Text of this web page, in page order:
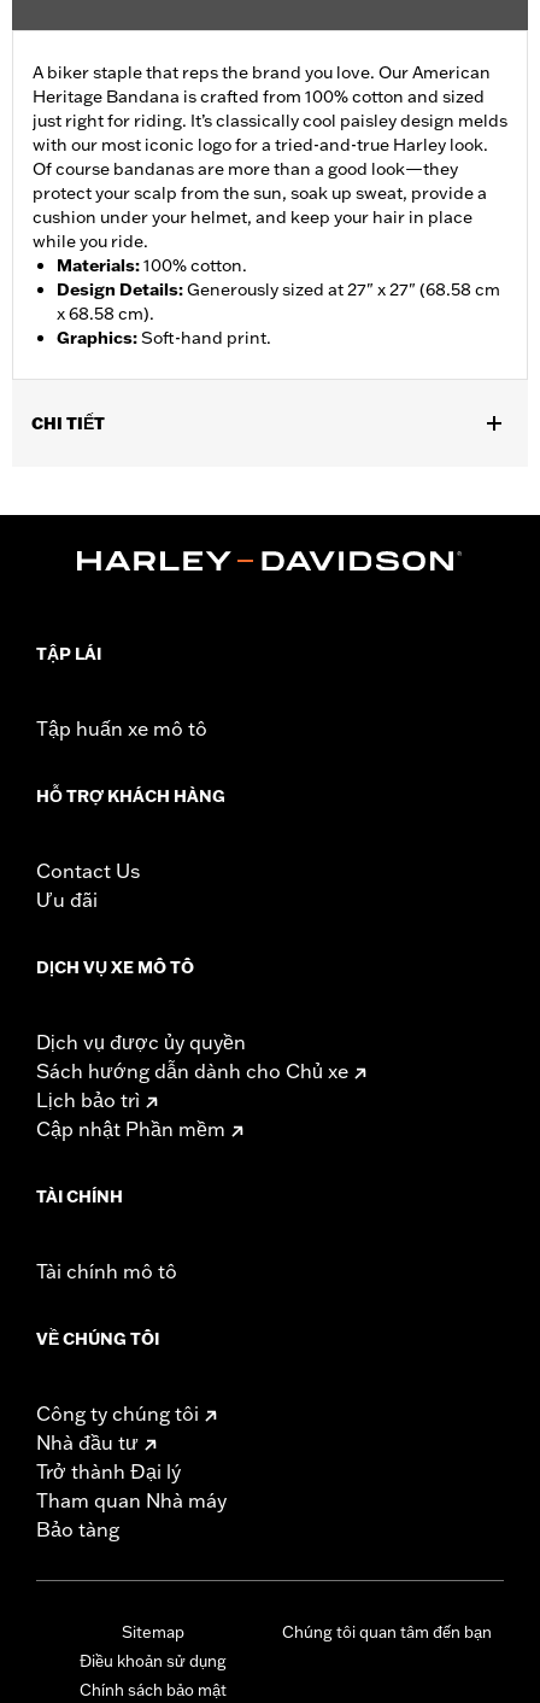
A biker staple that reps the brand you love. Our American
Heritage Bandana is crafted from 100% cotton and sized
just right for riding. It’s classically cool paisley design melds
with our most iconic logo for a tried-and-true Harley look.
Of course bandanas are more than a good look—they
protect your scalp from the sun, soak up sweat, provide a
cushion under your helmet, and keep your hair in place
while you ride.
Materials:100% cotton.
Design Details:Generously sized at 27" x 27" (68.58 cm
x 68.58 cm).
Graphics:Soft-hand print.
CHI TIẾT
WARRANTY:90 day limited warranty - Go towww.h-
Imported
TẬP LÁI
Tập huấn xe mô tô
HỖ TRỢ KHÁCH HÀNG
Contact Us
Ưu đãi
DỊCH VỤ XE MÔ TÔ
Dịch vụ được ủy quyền
Sách hướng dẫn dành cho Chủ xe
Lịch bảo trì
Cập nhật Phần mềm
TÀI CHÍNH
Tài chính mô tô
VỀ CHÚNG TÔI
Công ty chúng tôi
Nhà đầu tư
Trở thành Đại lý
Tham quan Nhà máy
Bảo tàng
Sitemap
Điều khoản sử dụng
Chính sách bảo mật
Chúng tôi quan tâm đến bạn